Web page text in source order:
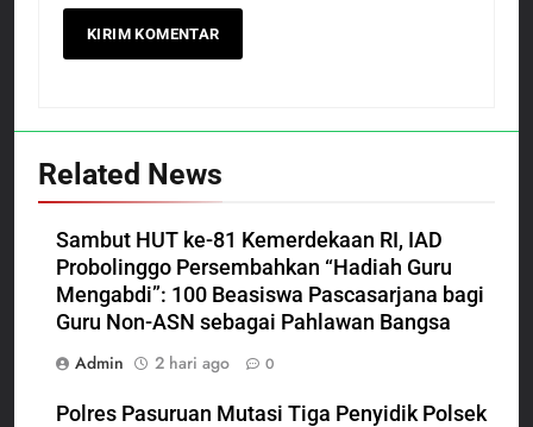
Related News
Sambut HUT ke-81 Kemerdekaan RI, IAD
Probolinggo Persembahkan “Hadiah Guru
Mengabdi”: 100 Beasiswa Pascasarjana bagi
Guru Non-ASN sebagai Pahlawan Bangsa
Admin
2 hari ago 0
Polres Pasuruan Mutasi Tiga Penyidik Polsek